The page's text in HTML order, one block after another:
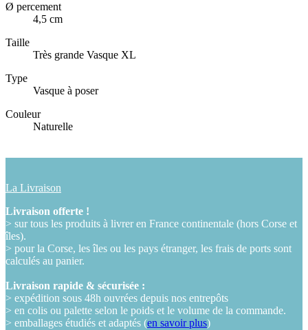
Ø percement
4,5 cm
Taille
Très grande Vasque XL
Type
Vasque à poser
Couleur
Naturelle
La Livraison
Livraison offerte !
> sur tous les produits à livrer en France continentale (hors Corse et
îles).
> pour la Corse, les îles ou les pays étranger, les frais de ports sont
calculés au panier.
Livraison rapide & sécurisée :
> expédition sous 48h ouvrées depuis nos entrepôts
> en colis ou palette selon le poids et le volume de la commande.
> emballages étudiés et adaptés (en savoir plus)